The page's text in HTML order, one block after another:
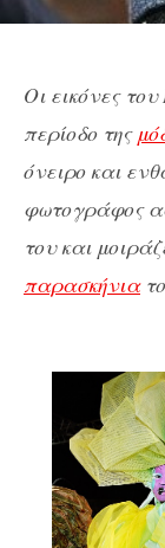
Οι εικόνες
περίοδο της
όνειρο και
φωτογράφος
του και
παρασκήνια